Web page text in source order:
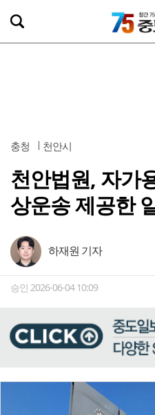
충청 천안시
천안법원, 자가
상운송 제공한
하재원 기자
승인 2026-06-04 10:09